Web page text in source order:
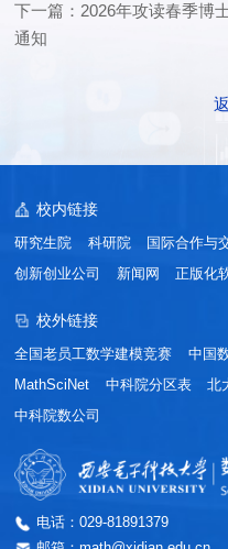
下一篇：2026年攻读春季博
通知
电话：029-81891379
校内链接
研究生院 科研院 国际合作与
创新创业公司
新闻网 正版化
校外链接
全国老员工数学建模竞赛 中国
MathSciNet
中科院分区表 北
中科院数公司